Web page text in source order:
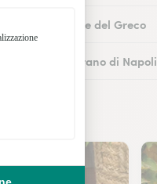
Fioristi a Torre del Greco
Fioristi a Marano di Napoli